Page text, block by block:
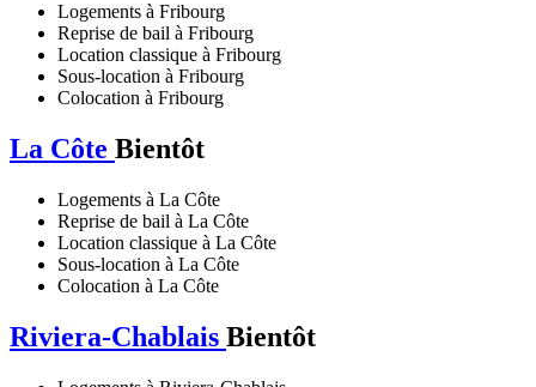
Logements à Fribourg
Reprise de bail à Fribourg
Location classique à Fribourg
Sous-location à Fribourg
Colocation à Fribourg
La Côte Bientôt
Logements à La Côte
Reprise de bail à La Côte
Location classique à La Côte
Sous-location à La Côte
Colocation à La Côte
Riviera-Chablais Bientôt